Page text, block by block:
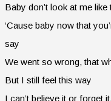
Baby don’t look at me
‘Cause baby now that
say
We went so wrong, that
But I still feel this way
I can’t believe it or forget